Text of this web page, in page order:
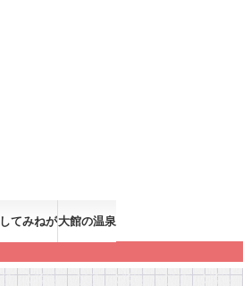
してみねが大館の温泉